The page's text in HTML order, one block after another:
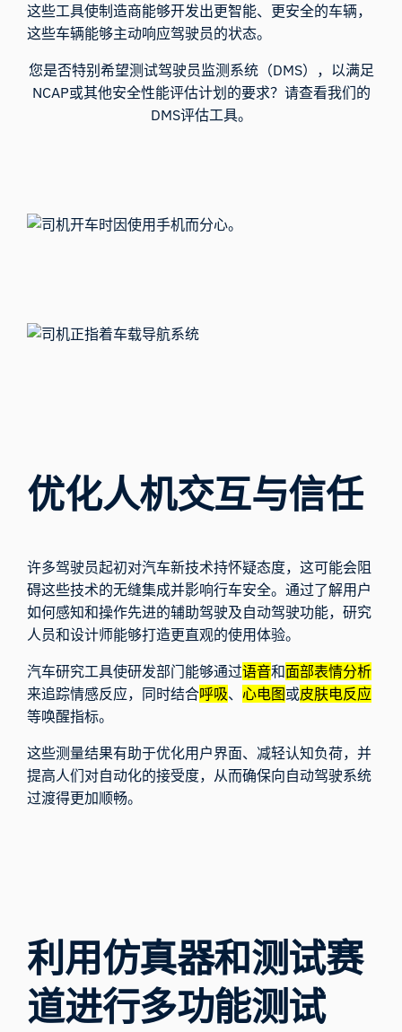
这些工具使制造商能够开发出更智能、更安全的车辆，
这些车辆能够主动响应驾驶员的状态。
您是否特别希望测试驾驶员监测系统（DMS），以满足
NCAP或其他安全性能评估计划的要求？请查看我们的
DMS评估工具。
优化人机交互与信任
许多驾驶员起初对汽车新技术持怀疑态度，这可能会阻
碍这些技术的无缝集成并影响行车安全。通过了解用户
如何感知和操作先进的辅助驾驶及自动驾驶功能，研究
人员和设计师能够打造更直观的使用体验。
汽车研究工具使研发部门能够通过语音和面部表情分析
来追踪情感反应，同时结合呼吸、心电图或皮肤电反应
等唤醒指标。
这些测量结果有助于优化用户界面、减轻认知负荷，并
提高人们对自动化的接受度，从而确保向自动驾驶系统
过渡得更加顺畅。
利用仿真器和测试赛
道进行多功能测试